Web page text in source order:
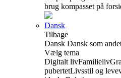
brug kompasset på
Dansk
Tilbage
Dansk Dansk som
Vælg tema
Digitalt livFamilieliv
pubertetLivsstil og